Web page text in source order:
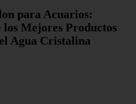
para Acuarios:
Mejores Productos
Agua Cristalina